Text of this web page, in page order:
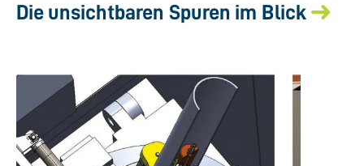
Die unsichtbaren Spuren im Blick